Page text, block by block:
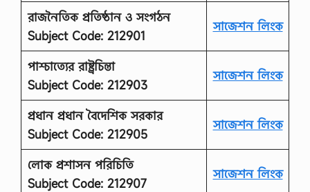
রাজনৈতিক প্রতিষ্ঠান ও সংগঠন
Subject Code: 212901
সাজেশন লিংক
পাশ্চাত্যের রাষ্ট্রচিন্তা
Subject Code: 212903
সাজেশন লিংক
প্রধান প্রধান বৈদেশিক সরকার
Subject Code: 212905
সাজেশন লিংক
লোক প্রশাসন পরিচিতি
Subject Code: 212907
সাজেশন লিংক